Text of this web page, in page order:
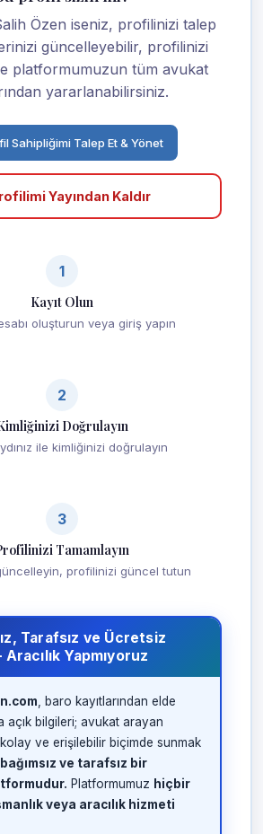
Özen iseniz, profilinizi talep
güncelleyebilir, profilinizi
platformumuzun tüm avukat
yararlanabilirsiniz.
Sahipliğimi Talep Et & Yönet
Yayından Kaldır
1
Kayıt Olun
oluşturun veya giriş yapın
2
Doğrulayın
ile kimliğinizi doğrulayın
3
Tamamlayın
profilinizi güncel tutun
Tarafsız ve Ücretsiz
Yapmıyoruz
, baro kayıtlarından elde
açık bilgileri; avukat arayan
ve erişilebilir biçimde sunmak
bağımsız ve tarafsız bir
Platformumuz hiçbir
veya aracılık hizmeti